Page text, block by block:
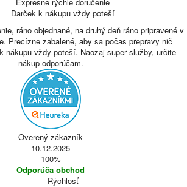
Darček k nákupu vždy poteší
ráno objednané, na druhý deň ráno pripravené v
Precízne zabalené, aby sa počas prepravy nič
nákupu vždy poteší. Naozaj super služby, určite
nákup odporúčam.
Overený zákazník
10.12.2025
100%
Odporúča obchod
Rýchlosť